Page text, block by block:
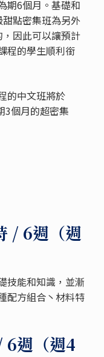
期6個月。基礎和
點密集班為另外
因此可以讓預計
程的學生順利銜
的中文班將於
3個月的超密集
/ 6週（週
技能和知識，並漸
配方組合丶材料特
6週（週4